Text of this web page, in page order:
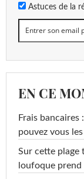
Astuces de la
EN CE
Frais
pouvez vous
Sur cette plage
loufoque